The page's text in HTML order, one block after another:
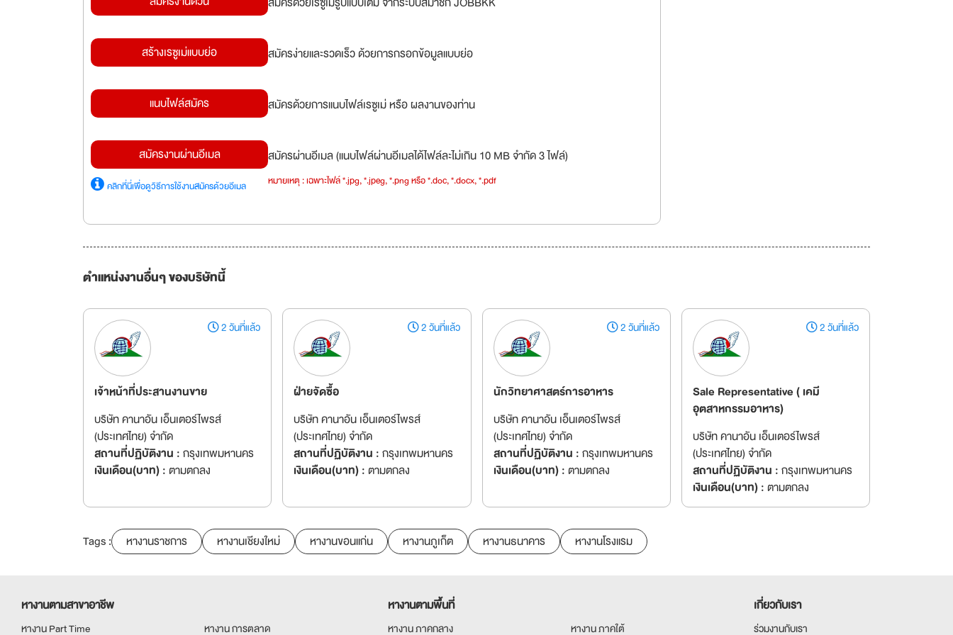
สร้างเรซูเม่แบบย่อ สมัครง่ายและรวดเร็ว ด้วยการกรอกข้อมูลแบบย่อ
แนบไฟล์สมัคร สมัครด้วยการแนบไฟล์เรซูเม่ หรือ ผลงานของท่าน
สมัครงานผ่านอีเมล
คลิกที่นี่เพื่อดูวิธีการใช้งานสมัครด้วยอีเมล
สมัครผ่านอีเมล (แนบไฟล์ผ่านอีเมลได้ไฟล์ละไม่เกิน 10 MB จำกัด 3 ไฟล์)
หมายเหตุ : เฉพาะไฟล์ *.jpg, *.jpeg, *.png หรือ *.doc, *.docx, *.pdf
ตำแหน่งงานอื่นๆ ของบริษัทนี้
2 วันที่แล้ว
เจ้าหน้าที่ประสานงานขาย
บริษัท คานาอัน เอ็นเตอร์ไพรส์
(ประเทศไทย) จำกัด
สถานที่ปฏิบัติงาน :กรุงเทพมหานคร
เงินเดือน(บาท) :ตามตกลง
2 วันที่แล้ว
ฝ่ายจัดซื้อ
บริษัท คานาอัน เอ็นเตอร์ไพรส์
(ประเทศไทย) จำกัด
สถานที่ปฏิบัติงาน :กรุงเทพมหานคร
เงินเดือน(บาท) :ตามตกลง
2 วันที่แล้ว
นักวิทยาศาสตร์การอาหาร
บริษัท คานาอัน เอ็นเตอร์ไพรส์
(ประเทศไทย) จำกัด
สถานที่ปฏิบัติงาน :กรุงเทพมหานคร
เงินเดือน(บาท) :ตามตกลง
2 วันที่แล้ว
Sale Representative ( เคมี
อุตสาหกรรมอาหาร)
บริษัท คานาอัน เอ็นเตอร์ไพรส์
(ประเทศไทย) จำกัด
สถานที่ปฏิบัติงาน :กรุงเทพมหานคร
เงินเดือน(บาท) :ตามตกลง
Tags : หางานราชการ หางานเชียงใหม่ หางานขอนแก่น หางานภูเก็ต หางานธนาคาร หางานโรงแรม
หางานตามสาขาอาชีพ
หางาน Part Time หางาน การตลาด
หางานตามพื้นที่
หางาน ภาคกลาง หางาน ภาคใต้
เกี่ยวกับเรา
ร่วมงานกับเรา